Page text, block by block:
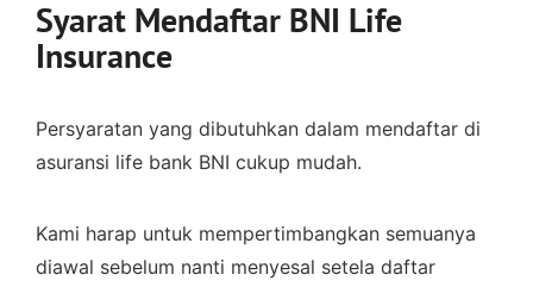
Syarat Mendaftar BNI Life
Insurance
Persyaratan yang dibutuhkan dalam mendaftar di
asuransi life bank BNI cukup mudah.
Kami harap untuk mempertimbangkan semuanya
diawal sebelum nanti menyesal setela daftar